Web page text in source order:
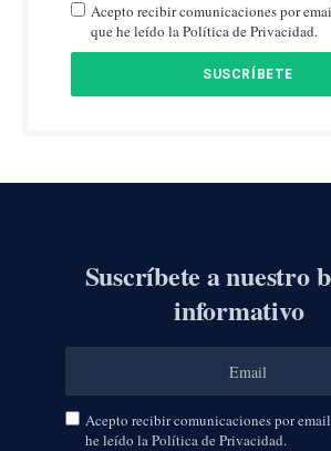
Acepto recibir comunicaciones por
que he leído la Política de Privacidad.
Suscríbete a nuestro
informativo
Acepto recibir comunicaciones por
he leído la Política de Privacidad.